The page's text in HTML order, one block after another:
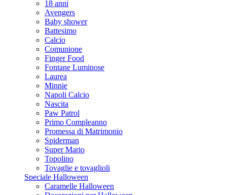
18 anni
Avengers
Baby shower
Battesimo
Calcio
Comunione
Finger Food
Fontane Luminose
Laurea
Minnie
Napoli Calcio
Nascita
Paw Patrol
Primo Compleanno
Promessa di Matrimonio
Spiderman
Super Mario
Topolino
Tovaglie e tovaglioli
Speciale Halloween
Caramelle Halloween